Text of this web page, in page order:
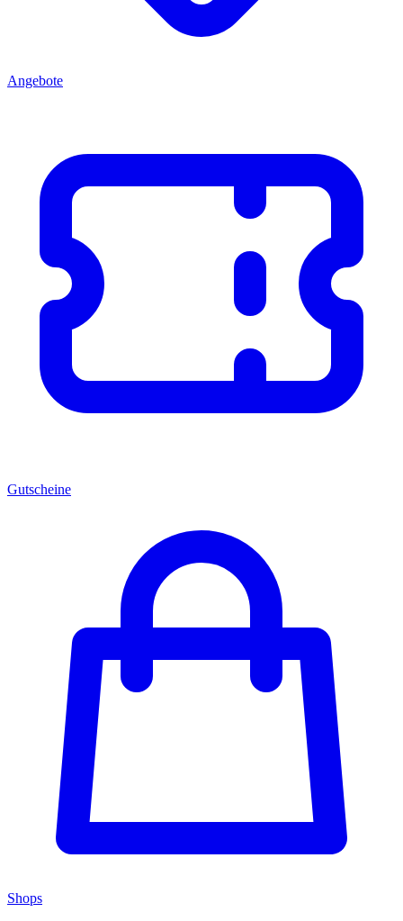
Angebote
Gutscheine
Shops